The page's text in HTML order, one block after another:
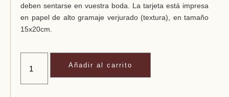
deben sentarse en vuestra boda. La tarjeta está impresa
en papel de alto gramaje verjurado (textura), en tamaño
15x20cm.
Añadir al carrito